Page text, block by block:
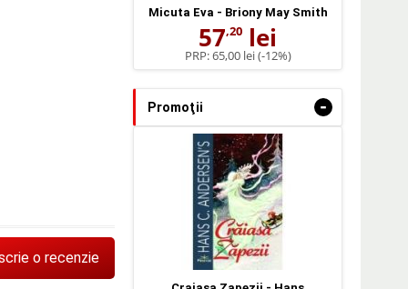
o recenzie
Micuta Eva - Briony May Smith
57,20 lei
PRP:65,00 lei(-12%)
Promoţii -